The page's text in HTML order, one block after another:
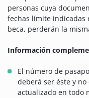
personas cuya
fechas límite indicadas
beca, perderán la
Información
El número de
deberá ser éste y
actualizado en todo